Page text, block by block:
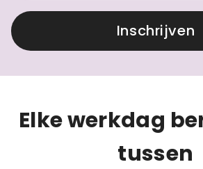
Inschrijven
Elke werkdag
tussen